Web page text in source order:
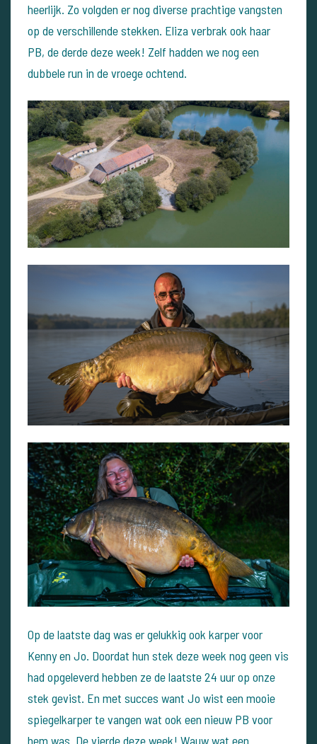
heerlijk. Zo volgden er nog diverse prachtige vangsten
op de verschillende stekken. Eliza verbrak ook haar
PB, de derde deze week! Zelf hadden we nog een
dubbele run in de vroege ochtend.
Op de laatste dag was er gelukkig ook karper voor
Kenny en Jo. Doordat hun stek deze week nog geen vis
had opgeleverd hebben ze de laatste 24 uur op onze
stek gevist. En met succes want Jo wist een mooie
spiegelkarper te vangen wat ook een nieuw PB voor
hem was. De vierde deze week! Wauw wat een